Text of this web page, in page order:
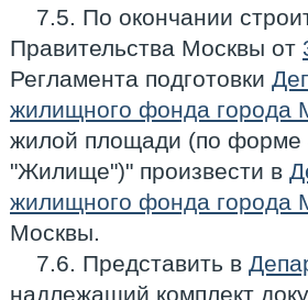
7.5. По окончании
Правительства Москвы от
Регламента подготовки
жилищного фонда города
жилой площади (по
"Жилище")" произвести в
жилищного фонда города
Москвы.
7.6. Представить в
надлежащий комплект